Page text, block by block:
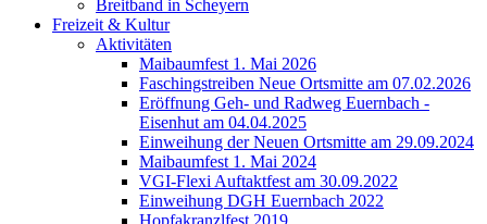
Breitband in Scheyern
Freizeit & Kultur
Aktivitäten
Maibaumfest 1. Mai 2026
Faschingstreiben Neue Ortsmitte am 07.02.2026
Eröffnung Geh- und Radweg Euernbach -
Eisenhut am 04.04.2025
Einweihung der Neuen Ortsmitte am 29.09.2024
Maibaumfest 1. Mai 2024
VGI-Flexi Auftaktfest am 30.09.2022
Einweihung DGH Euernbach 2022
Hopfakranzlfest 2019